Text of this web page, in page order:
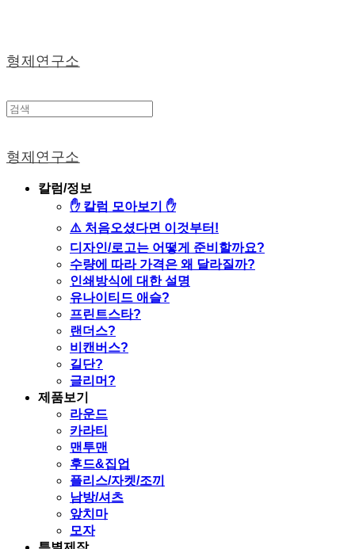
형제연구소
형제연구소
칼럼/정보
✋ 칼럼 모아보기 ✋
⚠️ 처음오셨다면 이것부터!
디자인/로고는 어떻게 준비할까요?
수량에 따라 가격은 왜 달라질까?
인쇄방식에 대한 설명
유나이티드 애슬?
프린트스타?
랜더스?
비캔버스?
길단?
글리머?
제품보기
라운드
카라티
맨투맨
후드&집업
플리스/자켓/조끼
남방/셔츠
앞치마
모자